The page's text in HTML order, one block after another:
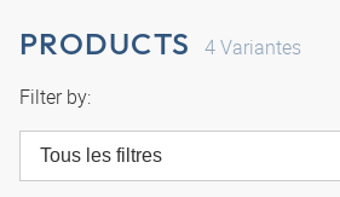
PRODUCTS 4Variantes
Filter by:
Tous les filtres